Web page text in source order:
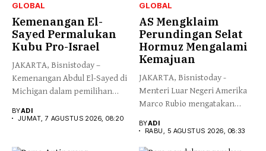
GLOBAL
Kemenangan El-
Sayed Permalukan
Kubu Pro-Israel
JAKARTA, Bisnistoday –
Kemenangan Abdul El-Sayed di
Michigan dalam pemilihan
BYADI
JUMAT, 7 AGUSTUS 2026, 08:20
GLOBAL
AS Mengklaim
Perundingan Selat
Hormuz Mengalami
Kemajuan
JAKARTA, Bisnistoday -
Menteri Luar Negeri Amerika
Marco Rubio mengatakan
BYADI
RABU, 5 AGUSTUS 2026, 08:33